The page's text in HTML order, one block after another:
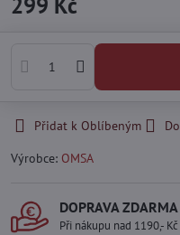
Přidat k Oblíbeným
Výrobce: OMSA
DOPRAVA ZDARMA
Při nákupu nad 1190,- Kč